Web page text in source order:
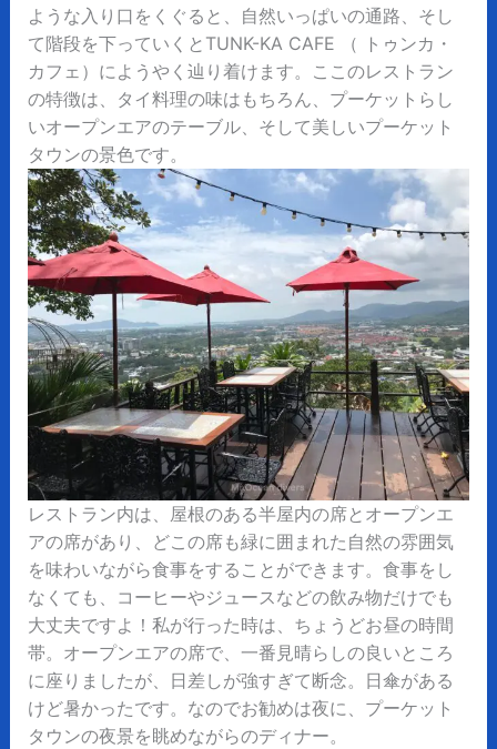
ような入り口をくぐると、自然いっぱいの通路、そし
て階段を下っていくとTUNK-KA CAFE （ トゥンカ・
カフェ）にようやく辿り着けます。ここのレストラン
の特徴は、タイ料理の味はもちろん、プーケットらし
いオープンエアのテーブル、そして美しいプーケット
タウンの景色です。
レストラン内は、屋根のある半屋内の席とオープンエ
アの席があり、どこの席も緑に囲まれた自然の雰囲気
を味わいながら食事をすることができます。食事をし
なくても、コーヒーやジュースなどの飲み物だけでも
大丈夫ですよ！私が行った時は、ちょうどお昼の時間
帯。オープンエアの席で、一番見晴らしの良いところ
に座りましたが、日差しが強すぎて断念。日傘がある
けど暑かったです。なのでお勧めは夜に、プーケット
タウンの夜景を眺めながらのディナー。